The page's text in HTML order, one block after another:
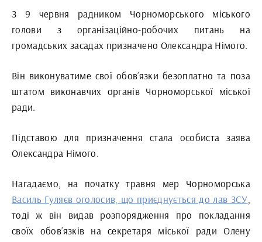
З 9 червня радником Чорноморського міського
голови з організаційно-робочих питань на
громадських засадах призначено Олександра Німого.
Він виконуватиме свої обов’язки безоплатно та поза
штатом виконавчих органів Чорноморської міської
ради.
Підставою для призначення стала особиста заява
Олександра Німого.
Нагадаємо, на початку травня мер Чорноморська
Василь Гуляєв оголосив, що приєднується до лав ЗСУ
тоді ж він видав розпорядження про покладання
своїх обов’язків на секретаря міської ради Олену